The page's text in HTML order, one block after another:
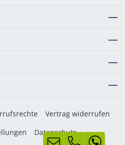
Vertrag widerrufen
Datenschutz